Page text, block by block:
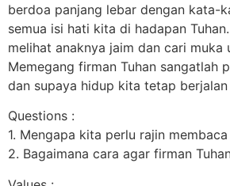
berdoa panjang lebar dengan kata-
semua isi hati kita di hadapan
melihat anaknya jaim dan cari muka
Memegang firman Tuhan sangatlah
dan supaya hidup kita tetap berjalan
Questions :
1. Mengapa kita perlu rajin
2. Bagaimana cara agar firman